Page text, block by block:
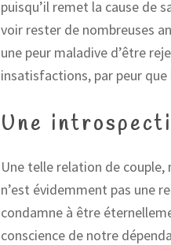
puisqu’il remet la cause de
voir rester de nombreuses
une peur maladive d’être
insatisfactions, par peur
Une
Une telle relation de couple,
n’est évidemment pas une
condamne à être
conscience de notre